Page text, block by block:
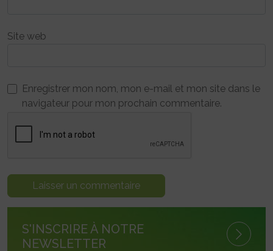
Site web
Enregistrer mon nom, mon e-mail et mon site dans le
navigateur pour mon prochain commentaire.
S'INSCRIRE À NOTRE
NEWSLETTER